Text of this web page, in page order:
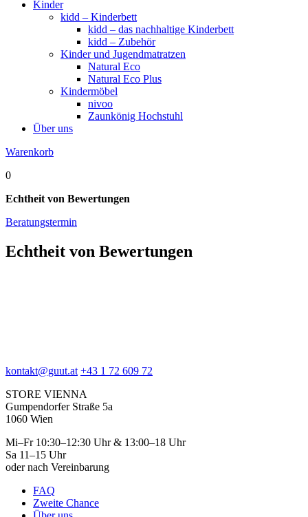
Kinder
kidd – Kinderbett
kidd – das nachhaltige Kinderbett
kidd – Zubehör
Kinder und Jugendmatratzen
Natural Eco
Natural Eco Plus
Kindermöbel
nivoo
Zaunkönig Hochstuhl
Über uns
Warenkorb
0
Echtheit von Bewertungen
Beratungstermin
Echtheit von Bewertungen
kontakt@guut.at +43 1 72 609 72
STORE VIENNA
Gumpendorfer Straße 5a
1060 Wien
Mi–Fr 10:30–12:30 Uhr & 13:00–18 Uhr
Sa 11–15 Uhr
oder nach Vereinbarung
FAQ
Zweite Chance